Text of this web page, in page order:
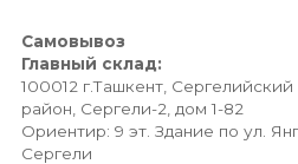
Самовывоз
Главный склад:
100012 г.Ташкент, Сергелийский
район, Сергели-2, дом 1-82
Ориентир: 9 эт. Здание по ул.
Сергели